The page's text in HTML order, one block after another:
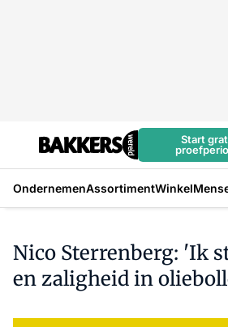
Start
OndernemenAssortimentWinkel
Nico Sterrenberg: 'Ik
en zaligheid in